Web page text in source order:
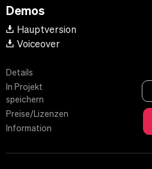
Demos
Hauptversion
Voiceover
Details
In Projekt
speichern
Preise/Lizenzen
Information